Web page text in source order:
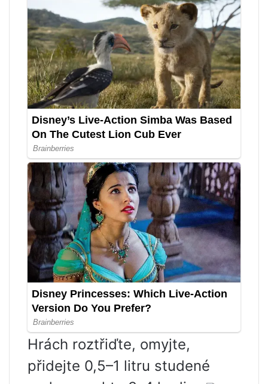
Hrách roztřiďte, omyjte,
přidejte 0,5–1 litru studené